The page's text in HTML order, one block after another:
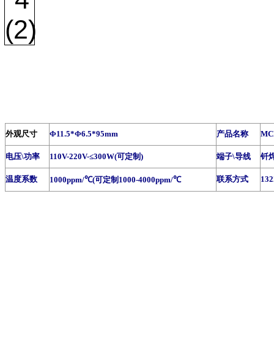
外观尺寸 Φ11.5*Φ6.5*95mm 产品名称
电压\功率 110V-220V-≤300W(可定制) 端子\导线 钎
温度系数 1000ppm/℃(可定制1000-4000ppm/℃ 联系方式